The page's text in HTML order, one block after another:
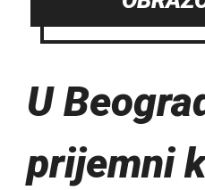
U
prijemni